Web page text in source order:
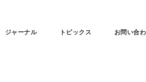
ジャーナル トピックス お問い合